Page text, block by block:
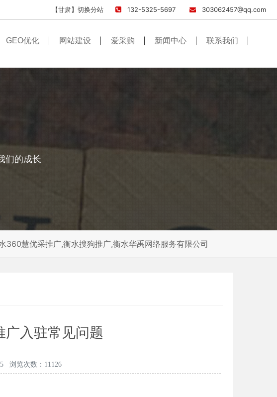
【甘肃】 切换分站 132-5325-5697 303062457@qq.com
GEO优化 网站建设 爱采购 新闻中心 联系我们
们的成长
360慧优采推广,衡水搜狗推广,衡水华禹网络服务有限公司
广入驻常见问题
浏览次数：11126